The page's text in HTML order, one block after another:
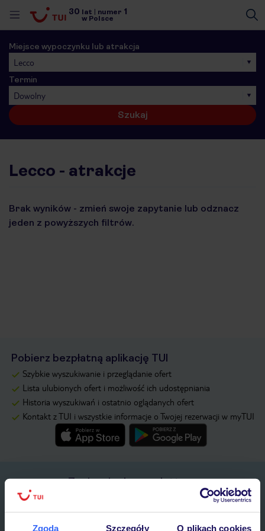
Zgoda Szczegóły O plikach cookies
30 lat numer 1
w Polsce
Miejsce wypoczynku lub atrakcja
Lecco
Termin
Dowolny
Szukaj
Lecco - atrakcje
Brak wyników - zmień swoje zapytanie lub odznacz
jeden z powyższych filtrów.
Pobierz bezpłatną aplikację TUI
Szybkie wyszukiwanie i przeglądanie ofert
Lista ulubionych ofert i możliwość ich udostępniania
Historia wyszukiwań i ostatnio oglądanych ofert
Kontakt z TUI i wszystkie informacje o Twojej rezerwacji w myTUI
Zapisz się do newslettera
IMIĘ*